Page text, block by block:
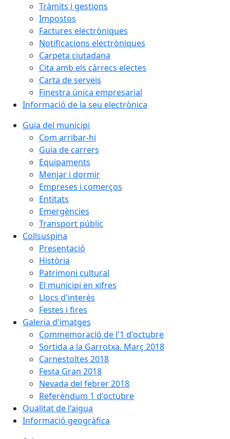
Tràmits i gestions
Impostos
Factures electròniques
Notificacions electròniques
Carpeta ciutadana
Cita amb els càrrecs electes
Carta de serveis
Finestra única empresarial
Informació de la seu electrònica
Guia del municipi
Com arribar-hi
Guia de carrers
Equipaments
Menjar i dormir
Empreses i comerços
Entitats
Emergències
Transport públic
Collsuspina
Presentació
Història
Patrimoni cultural
El municipi en xifres
Llocs d'interès
Festes i fires
Galeria d'imatges
Commemoració de l'1 d'octubre
Sortida a la Garrotxa. Març 2018
Carnestoltes 2018
Festa Gran 2018
Nevada del febrer 2018
Referèndum 1 d'octubre
Qualitat de l'aigua
Informació geogràfica